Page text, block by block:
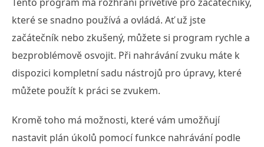
které se snadno používá a ovládá. Ať už jste
začátečník nebo zkušený, můžete si program rychle a
bezproblémově osvojit. Při nahrávání zvuku máte k
dispozici kompletní sadu nástrojů pro úpravy, které
můžete použít k práci se zvukem.
Kromě toho má možnosti, které vám umožňují
nastavit plán úkolů pomocí funkce nahrávání podle